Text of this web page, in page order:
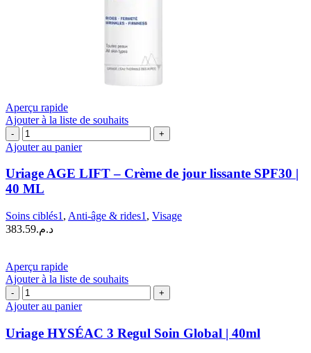
Aperçu rapide
Ajouter à la liste de souhaits
quantité
de
AGE
LIFT
–
de
jour
|
40
ML
Ajouter au panier
Uriage AGE LIFT – Crème de jour lissante SPF30 |
40 ML
Soins ciblés1 , Anti-âge & rides1 , Visage
د.م.383.59
Aperçu rapide
Ajouter à la liste de souhaits
quantité
de
HYSÉAC
3
Ajouter au panier
Uriage HYSÉAC 3 Regul Soin Global | 40ml